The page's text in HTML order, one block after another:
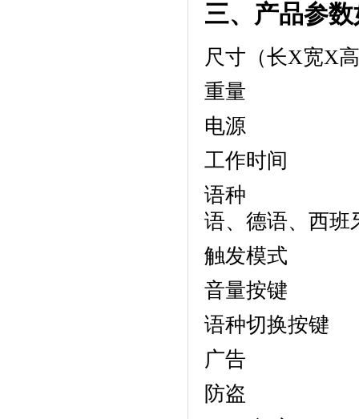
三、产品参
尺寸（长X
重量
电源 内
工作时间
语种 中文
语、德语、西班
触发模式
音量按
语种切换按
广告
防盗